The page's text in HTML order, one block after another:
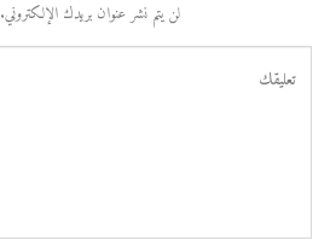
لن يتم نشر عنوان بريدك الإلكتروني.